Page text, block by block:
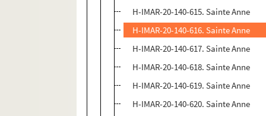
H-IMAR-20-140-615. Sainte Anne
H-IMAR-20-140-616. Sainte Anne
H-IMAR-20-140-617. Sainte Anne
H-IMAR-20-140-618. Sainte Anne
H-IMAR-20-140-619. Sainte Anne
H-IMAR-20-140-620. Sainte Anne